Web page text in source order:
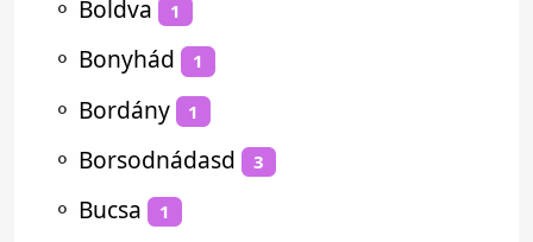
⚬ Boldva 1
⚬ Bonyhád 1
⚬ Bordány 1
⚬ Borsodnádasd 3
⚬ Bucsa 1